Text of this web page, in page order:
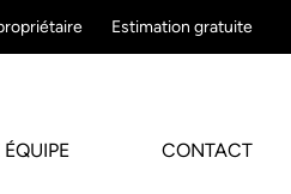
Estimation gratuite
CONTACT